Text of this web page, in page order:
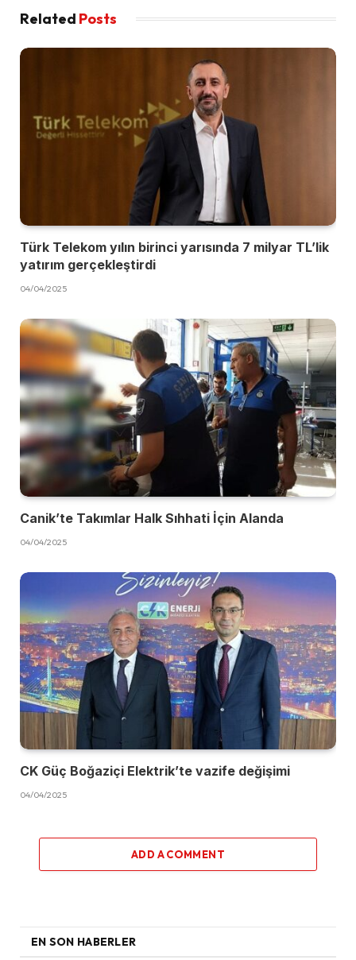
Related Posts
Türk Telekom yılın birinci yarısında 7 milyar TL’lik
yatırım gerçekleştirdi
04/04/2025
Canik’te Takımlar Halk Sıhhati İçin Alanda
04/04/2025
CK Güç Boğaziçi Elektrik’te vazife değişimi
04/04/2025
ADD A COMMENT
EN SON HABERLER